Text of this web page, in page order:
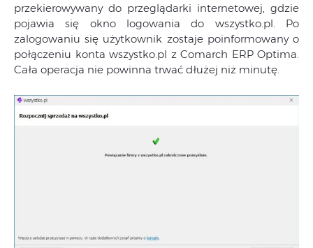
przekierowywany do przeglądarki internetowej, gdzie
pojawia się okno logowania do wszystko.pl. Po
zalogowaniu się użytkownik zostaje poinformowany o
połączeniu konta wszystko.pl z Comarch ERP Optima.
Cała operacja nie powinna trwać dłużej niż minutę.